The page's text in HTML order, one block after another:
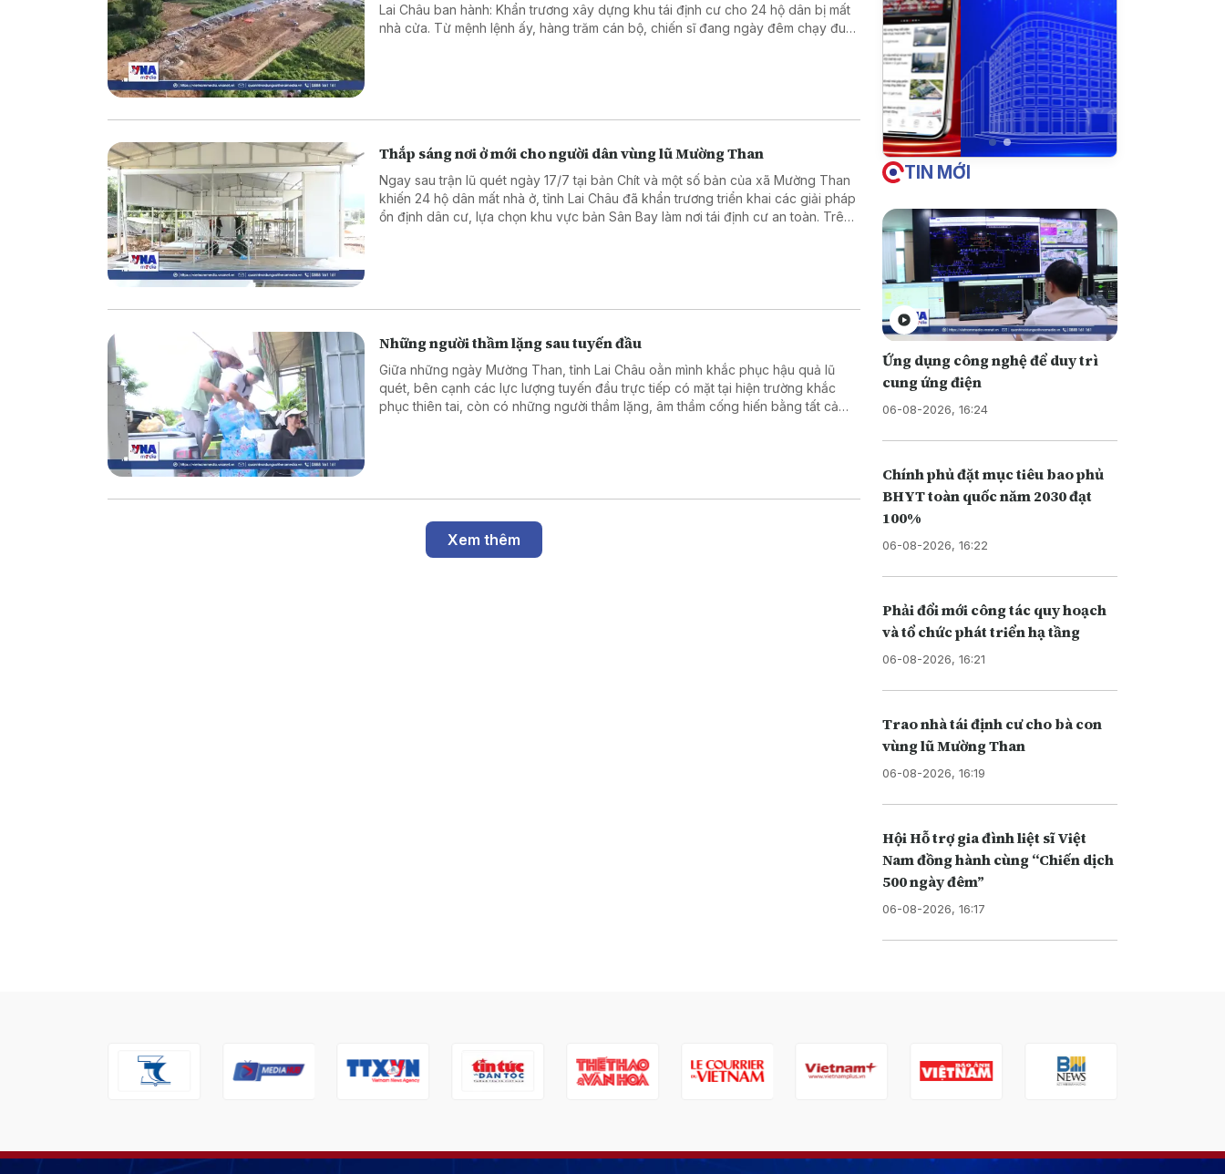
Lai Châu ban hành: Khẩn trương xây dựng khu tái định cư cho 24 hộ dân bị mất
nhà cửa. Từ mệnh lệnh ấy, hàng trăm cán bộ, chiến sĩ đang ngày đêm chạy đua
Thắp sáng nơi ở mới cho người dân vùng lũ Mường Than
Ngay sau trận lũ quét ngày 17/7 tại bản Chít và một số bản của xã Mường Than
khiến 24 hộ dân mất nhà ở, tỉnh Lai Châu đã khẩn trương triển khai các giải pháp
ổn định dân cư, lựa chọn khu vực bản Sân Bay làm nơi tái định cư an toàn. Trên
thời.
Những người thầm lặng sau tuyến đầu
Giữa những ngày Mường Than, tỉnh Lai Châu oằn mình khắc phục hậu quả lũ
quét, bên cạnh các lực lượng tuyến đầu trực tiếp có mặt tại hiện trường khắc
phục thiên tai, còn có những người thầm lặng, âm thầm cống hiến bằng tất cả
Xem thêm
TIN MỚI
Ứng dụng công nghệ để duy trì
cung ứng điện
06-08-2026, 16:24
Chính phủ đặt mục tiêu bao phủ
BHYT toàn quốc năm 2030 đạt
100%
06-08-2026, 16:22
Phải đổi mới công tác quy hoạch
và tổ chức phát triển hạ tầng
06-08-2026, 16:21
Tr ao nhà tái định cư cho bà con
vùng lũ Mường Than
06-08-2026, 16:19
Hội Hỗ trợ gia đình liệt sĩ Việt
Nam đồng hành cùng “Chiến dịch
500 ngày đêm”
06-08-2026, 16:17